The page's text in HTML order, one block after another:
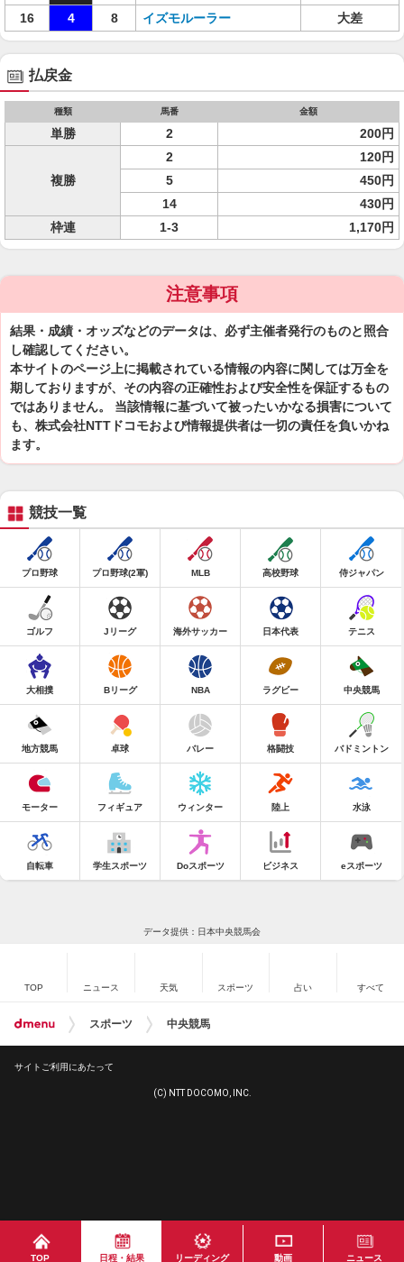
16
4 8 イズモルーラー 大差
払戻金
種類 馬番 金額
単勝 2 200円
複勝
2
120円
5
450円
14
430円
枠連
1-3 1,170円
注意事項
結果・成績・オッズなどのデータは、必ず主催者発行のものと照合
し確認してください。
本サイトのページ上に掲載されている情報の内容に関しては万全を
期しておりますが、その内容の正確性および安全性を保証するもの
ではありません。 当該情報に基づいて被ったいかなる損害について
も、株式会社NTTドコモおよび情報提供者は一切の責任を負いかね
ます。
TOP 日程・結果 リーディング 動画 ニュース
競技一覧
プロ野球 プロ野球(2軍) MLB 高校野球 侍ジャパン
ゴルフ Jリーグ 海外サッカー 日本代表 テニス
大相撲 Bリーグ NBA ラグビー 中央競馬
地方競馬 卓球 バレー 格闘技 バドミントン
モーター フィギュア ウィンター 陸上 水泳
自転車 学生スポーツ Doスポーツ ビジネス eスポーツ
データ提供：日本中央競馬会
TOP ニュース 天気 スポーツ 占い すべて
スポーツ 中央競馬
サイトご利用にあたって
(C) NTT DOCOMO, INC.